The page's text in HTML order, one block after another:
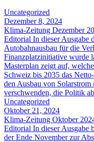
Uncategorized
Dezember 8, 2024
Klima-Zeitung Dezember
Editorial In dieser Ausgabe
Autobahnausbau für die
Finanzplatzinitiative wurde
Masterplan zeigt auf,
Schweiz bis 2035 das
den Ausbau von
verschwenden, die Politik
Uncategorized
Oktober 21, 2024
Klima-Zeitung Oktober
Editorial In dieser Ausgabe
der Ende November zur